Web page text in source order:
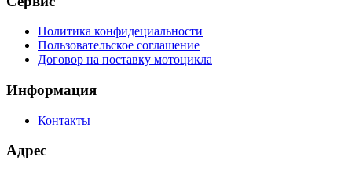
Политика конфидециальности
Пользовательское соглашение
Договор на поставку мотоцикла
Информация
Контакты
Адрес